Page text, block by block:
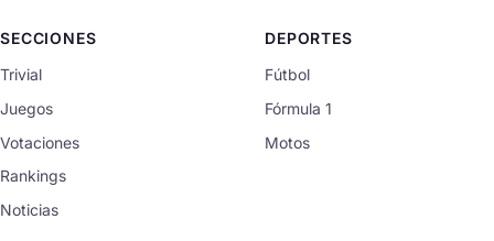
SECCIONES
Trivial
Juegos
Votaciones
Rankings
Noticias
DEPORTES
Fútbol
Fórmula 1
Motos